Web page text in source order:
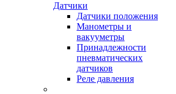
Датчики
Датчики положения
Манометры и
вакууметры
Принадлежности
пневматических
датчиков
Реле давления